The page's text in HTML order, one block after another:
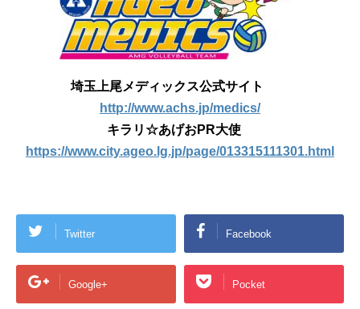
埼玉上尾メディックス公式サイト
http://www.achs.jp/medics/
キラリ☆あげおPR大使
https://www.city.ageo.lg.jp/page/013315111301.html
Twitter Facebook
Google+ Pocket